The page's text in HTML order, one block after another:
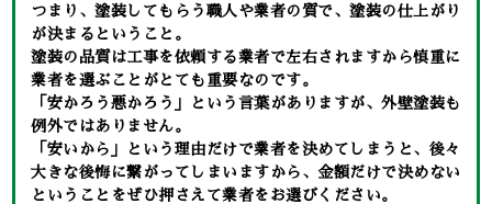
つまり、塗装してもらう職人や業者の質で、塗装の仕上がり
が決まるということ。
塗装の品質は工事を依頼する業者で左右されますから慎重に
業者を選ぶことがとても重要なのです。
「安かろう悪かろう」という言葉がありますが、外壁塗装も
例外ではありません。
「安いから」という理由だけで業者を決めてしまうと、後々
大きな後悔に繋がってしまいますから、金額だけで決めない
ということをぜひ押さえて業者をお選びください。